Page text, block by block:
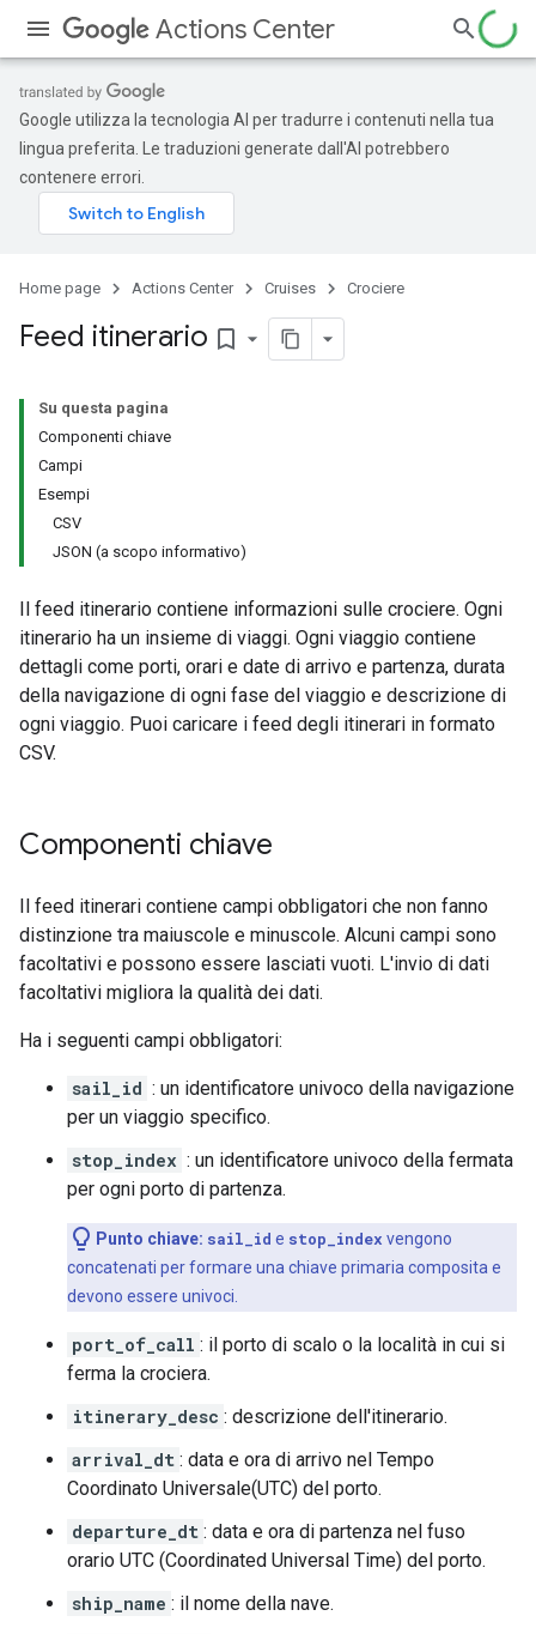
Actions Center
Google utilizza la tecnologia AI per tradurre i contenuti nella tua
lingua preferita. Le traduzioni generate dall'AI potrebbero
contenere errori.
Home page Actions Center Cruises Crociere
Feed itinerario bookmark_border
Su questa pagina
Componenti chiave
Campi
Esempi
CSV
JSON (a scopo informativo)
Il feed itinerario contiene informazioni sulle crociere. Ogni
itinerario ha un insieme di viaggi. Ogni viaggio contiene
dettagli come porti, orari e date di arrivo e partenza, durata
della navigazione di ogni fase del viaggio e descrizione di
ogni viaggio. Puoi caricare i feed degli itinerari in formato
CSV.
Componenti chiave
Il feed itinerari contiene campi obbligatori che non fanno
distinzione tra maiuscole e minuscole. Alcuni campi sono
facoltativi e possono essere lasciati vuoti. L'invio di dati
facoltativi migliora la qualità dei dati.
Ha i seguenti campi obbligatori:
sail_id : un identificatore univoco della navigazione
per un viaggio specifico.
stop_index : un identificatore univoco della fermata
per ogni porto di partenza.
Punto chiave: sail_id e stop_index vengono
concatenati per formare una chiave primaria composita e
devono essere univoci.
port_of_call : il porto di scalo o la località in cui si
ferma la crociera.
itinerary_desc : descrizione dell'itinerario.
arrival_dt : data e ora di arrivo nel Tempo
Coordinato Universale(UTC) del porto.
departure_dt : data e ora di partenza nel fuso
orario UTC (Coordinated Universal Time) del porto.
ship_name : il nome della nave.